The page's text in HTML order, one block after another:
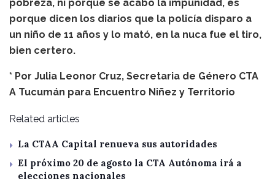
pobreza, ni porque se acabó la impunidad, es
porque dicen los diarios que la policía disparo a
un niño de 11 años y lo mató, en la nuca fue el tiro,
bien certero.
* Por Julia Leonor Cruz, Secretaria de Género CTA
A Tucumán para Encuentro Niñez y Territorio
Related articles
La CTAA Capital renueva sus autoridades
El próximo 20 de agosto la CTA Autónoma irá a
elecciones nacionales